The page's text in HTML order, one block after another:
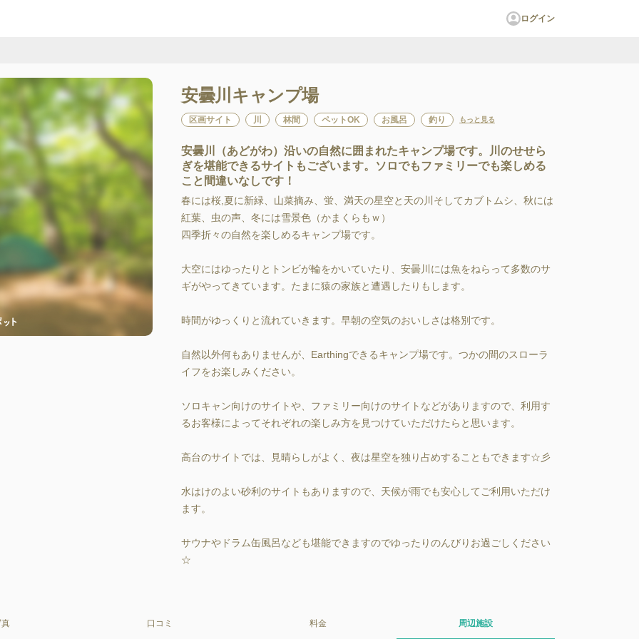
ログイン
安曇川キャンプ場
区画サイト 川 林間 ペットOK お風呂 釣り もっと見る
安曇川（あどがわ）沿いの自然に囲まれたキャンプ場です。川のせせら
ぎを堪能できるサイトもございます。ソロでもファミリーでも楽しめる
こと間違いなしです！
春には桜,夏に新緑、山菜摘み、蛍、満天の星空と天の川そしてカブトムシ、秋には
紅葉、虫の声、冬には雪景色（かまくらもｗ）
四季折々の自然を楽しめるキャンプ場です。
大空にはゆったりとトンビが輪をかいていたり、安曇川には魚をねらって多数のサ
ギがやってきています。たまに猿の家族と遭遇したりもします。
時間がゆっくりと流れていきます。早朝の空気のおいしさは格別です。
自然以外何もありませんが、Earthingできるキャンプ場です。つかの間のスローラ
イフをお楽しみください。
ソロキャン向けのサイトや、ファミリー向けのサイトなどがありますので、利用す
るお客様によってそれぞれの楽しみ方を見つけていただけたらと思います。
高台のサイトでは、見晴らしがよく、夜は星空を独り占めすることもできます☆彡
水はけのよい砂利のサイトもありますので、天候が雨でも安心してご利用いただけ
ます。
サウナやドラム缶風呂なども堪能できますのでゆったりのんびりお過ごしください
☆
真 口コミ 料金 周辺施設